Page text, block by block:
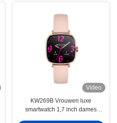
Video
KW269B Vrouwen luxe
smartwatch 1,7 inch dames